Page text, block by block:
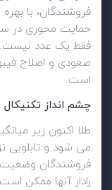
فروشندگان، با
فقط یک عدد نیست.
است.
چشم انداز
می شود و تابلویی
فروشندگان وضعیت